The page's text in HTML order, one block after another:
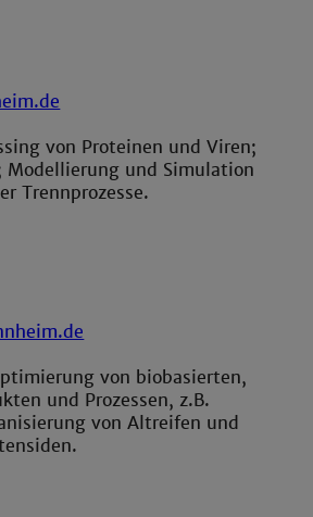
von Proteinen und Viren;
und Simulation
Trennprozesse.
von biobasierten,
und Prozessen, z.B.
von Altreifen und